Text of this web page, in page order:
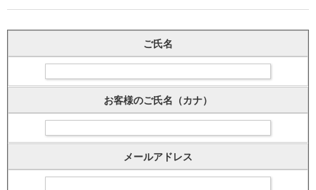
ご氏名
お客様のご氏名（カナ）
メールアドレス